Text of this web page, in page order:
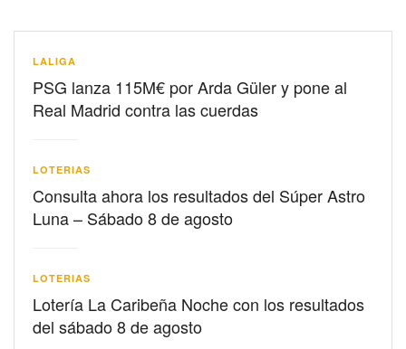
LALIGA
PSG lanza 115M€ por Arda Güler y pone al
Real Madrid contra las cuerdas
LOTERIAS
Consulta ahora los resultados del Súper Astro
Luna – Sábado 8 de agosto
LOTERIAS
Lotería La Caribeña Noche con los resultados
del sábado 8 de agosto